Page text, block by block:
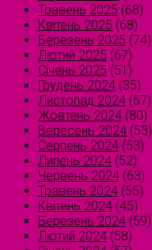
Травень 2025 (68)
Квітень 2025 (68)
Березень 2025 (74)
Лютий 2025 (67)
Січень 2025 (51)
Грудень 2024 (35)
Листопад 2024 (57)
Жовтень 2024 (80)
Вересень 2024 (53)
Серпень 2024 (53)
Липень 2024 (52)
Червень 2024 (63)
Травень 2024 (55)
Квітень 2024 (45)
Березень 2024 (59)
Лютий 2024 (58)